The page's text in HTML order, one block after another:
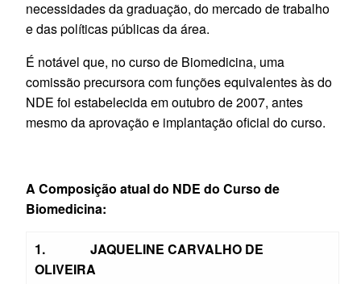
necessidades da graduação, do mercado de trabalho
e das políticas públicas da área.
É notável que, no curso de Biomedicina, uma
comissão precursora com funções equivalentes às do
NDE foi estabelecida em outubro de 2007, antes
mesmo da aprovação e implantação oficial do curso.
A Composição atual do NDE do Curso de
Biomedicina:
1. JAQUELINE CARVALHO DE
OLIVEIRA